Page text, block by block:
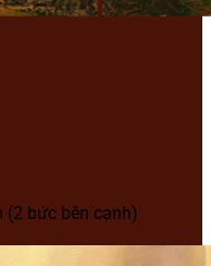
(2 bức bên cạnh)